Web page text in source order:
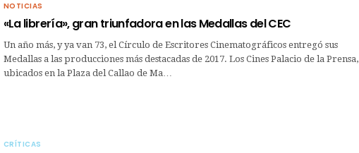
NOTICIAS
«La librería», gran triunfadora en las Medallas del CEC
Un año más, y ya van 73, el Círculo de Escritores Cinematográficos entregó sus
Medallas a las producciones más destacadas de 2017. Los Cines Palacio de la Prensa,
ubicados en la Plaza del Callao de Ma…
CRÍTICAS